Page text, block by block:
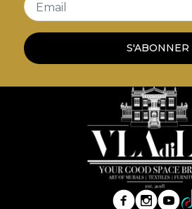
Email
S'ABONNER